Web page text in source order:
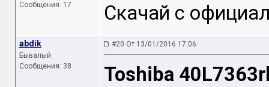
Сообщения: 17
Скачай с
abdik
Бывалый
Сообщения: 38
#20 От 13/01/2016 17:06
Toshiba